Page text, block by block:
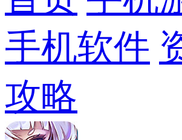
手机软件
攻略